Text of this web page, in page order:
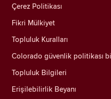
Çerez Politikası
Fikri Mülkiyet
Topluluk Kuralları
Colorado güvenlik politikası
Topluluk Bilgileri
Erişilebilirlik Beyanı